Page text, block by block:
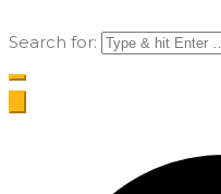
Search for: